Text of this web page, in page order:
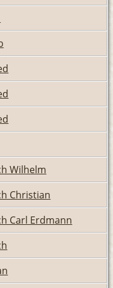
Wilhelm
Christian
Carl Erdmann